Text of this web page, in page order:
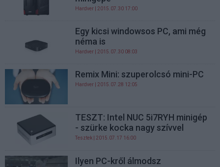
Hardver | 2015.07.30 17:00
Egy kicsi windowsos PC, ami még
néma is
Hardver | 2015.07.30 08:03
Remix Mini: szuperolcsó mini-PC
Hardver | 2015.07.28 12:05
TESZT: Intel NUC 5i7RYH minigép
- szürke kocka nagy szívvel
Tesztek | 2015.07.17 16:00
Ilyen PC-kről álmodsz